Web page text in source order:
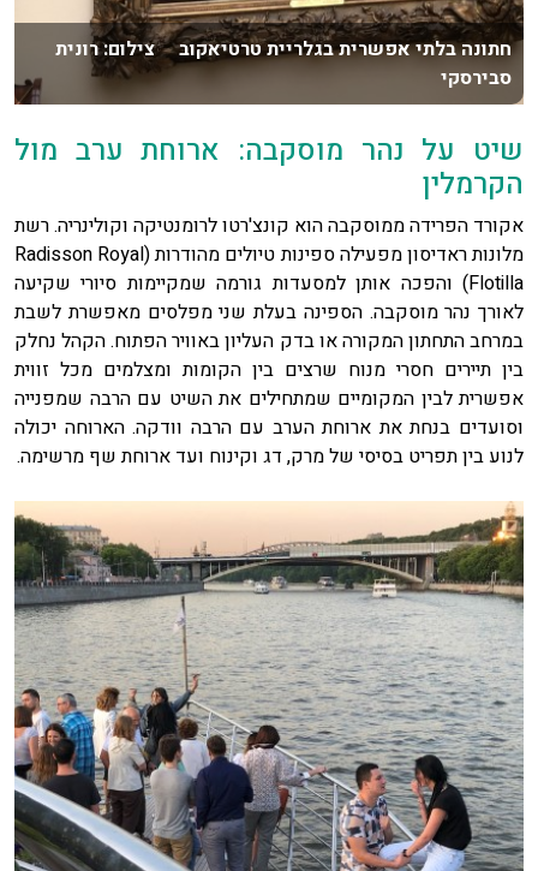
חתונה בלתי אפשרית בגלריית טרטיאקוב צילום: רונית
סבירסקי
שיט על נהר מוסקבה: ארוחת ערב מול
הקרמלין
אקורד הפרידה ממוסקבה הוא קונצ'רטו לרומנטיקה וקולינריה. רשת
מלונות ראדיסון מפעילה ספינות טיולים מהודרות (Radisson Royal
Flotilla) והפכה אותן למסעדות גורמה שמקיימות סיורי שקיעה
לאורך נהר מוסקבה. הספינה בעלת שני מפלסים מאפשרת לשבת
במרחב התחתון המקורה או בדק העליון באוויר הפתוח. הקהל נחלק
בין תיירים חסרי מנוח שרצים בין הקומות ומצלמים מכל זווית
אפשרית לבין המקומיים שמתחילים את השיט עם הרבה שמפנייה
וסועדים בנחת את ארוחת הערב עם הרבה וודקה. הארוחה יכולה
לנוע בין תפריט בסיסי של מרק, דג וקינוח ועד ארוחת שף מרשימה.